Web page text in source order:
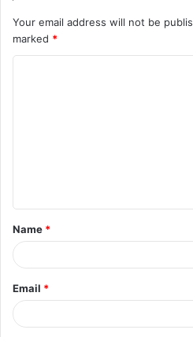
Your email address will not be
marked *
t
*
Name *
Email *